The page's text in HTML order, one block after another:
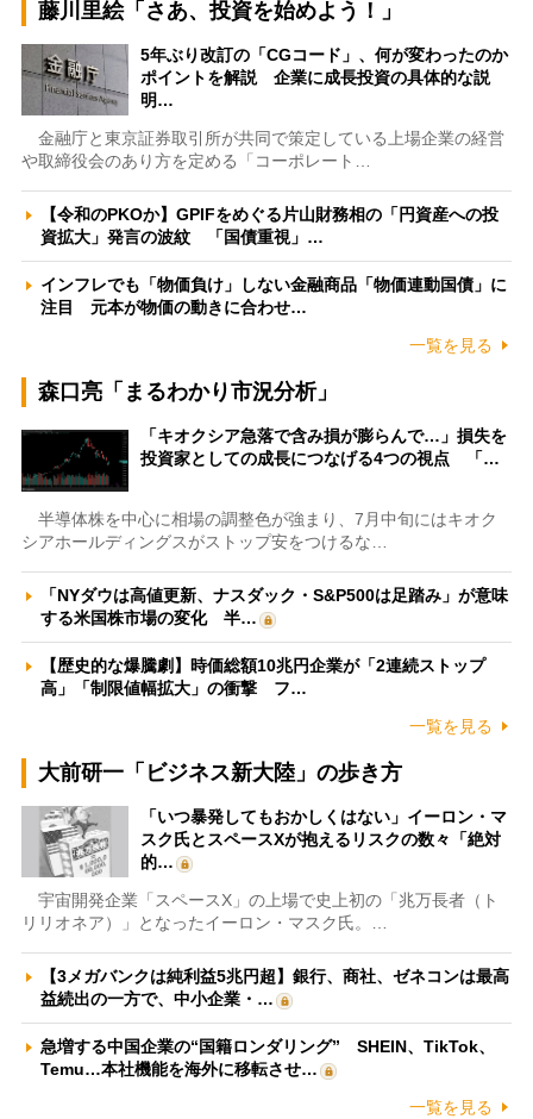
藤川里絵「さあ、投資を始めよう！」
5年ぶり改訂の「CGコード」、何が変わったのか
ポイントを解説 企業に成長投資の具体的な説
明…
金融庁と東京証券取引所が共同で策定している上場企業の経営
や取締役会のあり方を定める「コーポレート…
【令和のPKOか】GPIFをめぐる片山財務相の「円資産への投
資拡大」発言の波紋 「国債重視」…
インフレでも「物価負け」しない金融商品「物価連動国債」に
注目 元本が物価の動きに合わせ…
一覧を見る
森口亮「まるわかり市況分析」
「キオクシア急落で含み損が膨らんで…」損失を
投資家としての成長につなげる4つの視点 「…
半導体株を中心に相場の調整色が強まり、7月中旬にはキオク
シアホールディングスがストップ安をつけるな…
「NYダウは高値更新、ナスダック・S&P500は足踏み」が意味
する米国株市場の変化 半…
【歴史的な爆騰劇】時価総額10兆円企業が「2連続ストップ
高」「制限値幅拡大」の衝撃 フ…
一覧を見る
大前研一「ビジネス新大陸」の歩き方
「いつ暴発してもおかしくはない」イーロン・マ
スク氏とスペースXが抱えるリスクの数々「絶対
的…
宇宙開発企業「スペースX」の上場で史上初の「兆万長者（ト
リリオネア）」となったイーロン・マスク氏。…
【3メガバンクは純利益5兆円超】銀行、商社、ゼネコンは最高
益続出の一方で、中小企業・…
急増する中国企業の“国籍ロンダリング” SHEIN、TikTok、
Temu…本社機能を海外に移転させ…
一覧を見る